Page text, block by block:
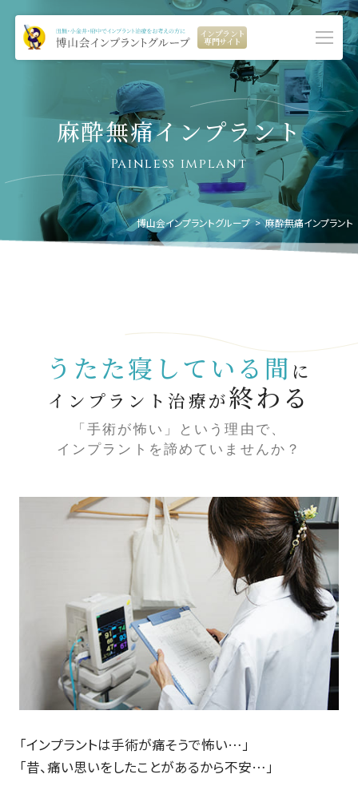
インプラント
専門サイト
博山会インプラントグループ > 麻酔無痛インプラント
麻酔無痛インプラント
Painless implant
うたた寝している間 に
インプラント治療が終わる
「手術が怖い」という理由で、
インプラントを諦めていませんか？
「インプラントは手術が痛そうで怖い…」
「昔、痛い思いをしたことがあるから不安…」